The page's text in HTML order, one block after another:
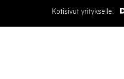
Kotisivut yritykselle: